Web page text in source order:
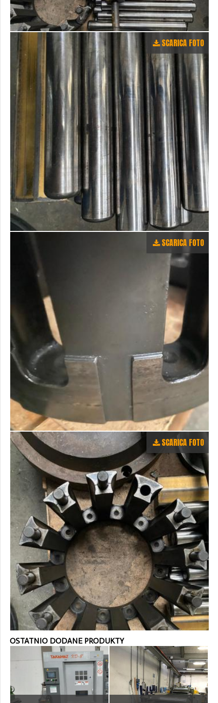
SCARICA FOTO
SCARICA FOTO
SCARICA FOTO
OSTATNIO DODANE PRODUKTY